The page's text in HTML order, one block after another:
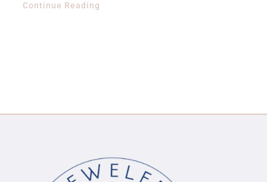
Continue Reading